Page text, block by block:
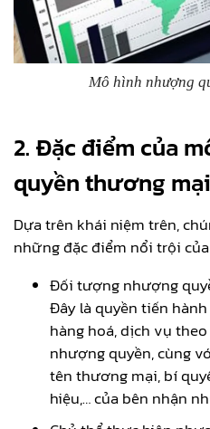
Mô hình nhượng
2. Đặc điểm của
quyền thương mại
Dựa trên khái niệm trên,
những đặc điểm nổi trội
Đối tượng nhượng
Đây là quyền tiến
hàng hoá, dịch vụ
nhượng quyền, cùng
tên thương mại, bí
hiệu,… của bên nhận